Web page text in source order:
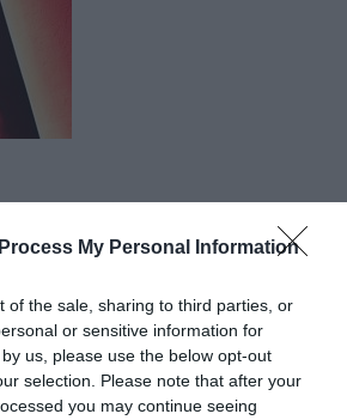
My Personal Information
of the sale, sharing to third parties, or
or sensitive information for
us, please use the below opt-out
selection. Please note that after your
you may continue seeing
) είναι dj,
ραδιοφωνικός παραγωγός,
στο backstage του
στο Γκάζι, όπου είναι
χρόνια.